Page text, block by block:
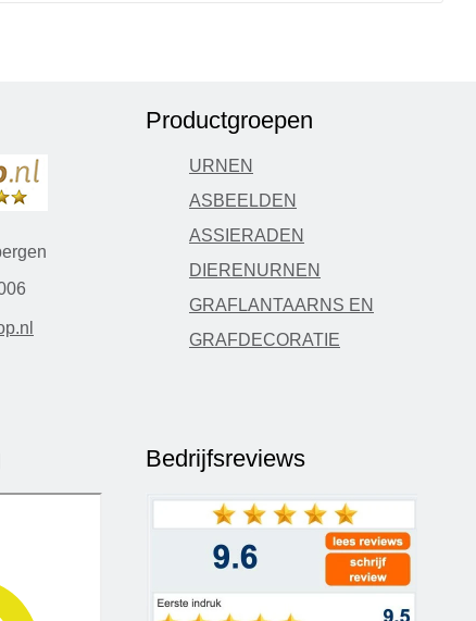
Productgroepen
URNEN
ASBEELDEN
ASSIERADEN
DIERENURNEN
GRAFLANTAARNS EN
GRAFDECORATIE
Bedrijfsreviews